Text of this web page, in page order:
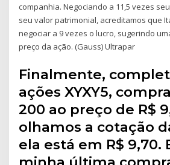
companhia. Negociando a 11,5 vezes
seu valor patrimonial, acreditamos que
negociar a 9 vezes o lucro, sugerindo
preço da ação. (Gauss) Ultrapar
Finalmente,
ações XYXY5,
200 ao preço de R$
olhamos a cotação
ela está em R$ 9,70.